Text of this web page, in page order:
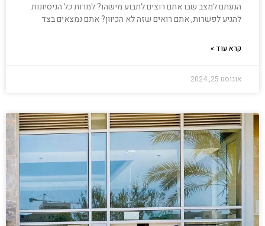
הגעתם למצב שבו אתם רוצים לתבוע מישהו? למרות כל הניסיונות
להגיע לפשרות, אתם רואים שזה לא הכיוון? אתם נמצאים בצד
קרא עוד »
אוגוסט 25, 2024